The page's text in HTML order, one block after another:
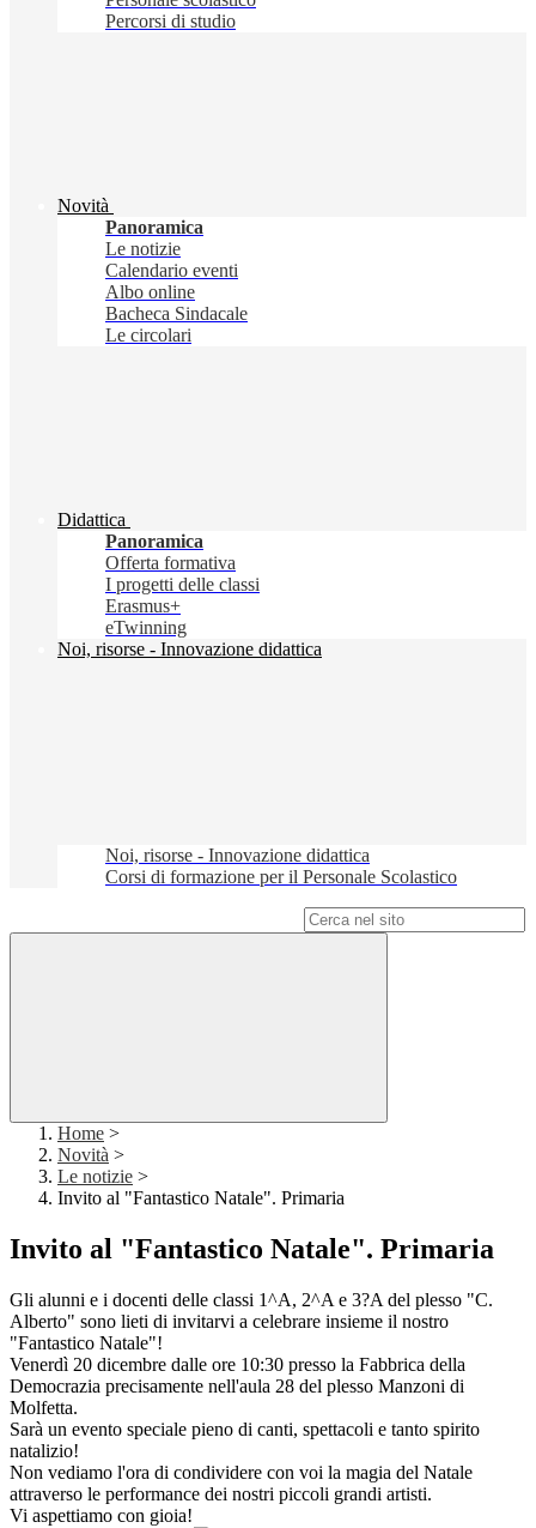
Percorsi di studio
Novità
Panoramica
Le notizie
Calendario eventi
Albo online
Bacheca Sindacale
Le circolari
Didattica
Panoramica
Offerta formativa
I progetti delle classi
Erasmus+
eTwinning
Noi, risorse - Innovazione didattica
Noi, risorse - Innovazione didattica
Corsi di formazione per il Personale Scolastico
Home >
Novità >
Le notizie >
Invito al "Fantastico Natale". Primaria
Invito al "Fantastico Natale". Primaria
Gli alunni e i docenti delle classi 1^A, 2^A e 3?A del plesso "C.
Alberto" sono lieti di invitarvi a celebrare insieme il nostro
"Fantastico Natale"!
Venerdì 20 dicembre dalle ore 10:30 presso la Fabbrica della
Democrazia precisamente nell'aula 28 del plesso Manzoni di
Molfetta.
Sarà un evento speciale pieno di canti, spettacoli e tanto spirito
natalizio!
Non vediamo l'ora di condividere con voi la magia del Natale
attraverso le performance dei nostri piccoli grandi artisti.
Vi aspettiamo con gioia!